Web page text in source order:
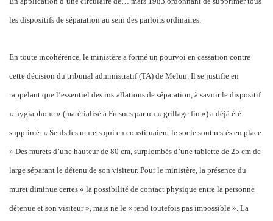
les dispositifs de séparation au sein des parloirs ordinaires.
En toute incohérence, le ministère a formé un pourvoi en cassation contre
cette décision du tribunal administratif (TA) de Melun. Il se justifie en
rappelant que l’essentiel des installations de séparation, à savoir le dispositif
« hygiaphone » (matérialisé à Fresnes par un « grillage fin ») a déjà été
supprimé. « Seuls les murets qui en constituaient le socle sont restés en place.
» Des murets d’une hauteur de 80 cm, surplombés d’une tablette de 25 cm de
large séparant le détenu de son visiteur. Pour le ministère, la présence du
muret diminue certes « la possibilité de contact physique entre la personne
détenue et son visiteur », mais ne le « rend toutefois pas impossible ». La